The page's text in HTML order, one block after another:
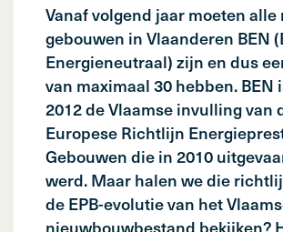
Vanaf volgend jaar moeten
gebouwen in Vlaanderen BEN
Energieneutraal) zijn en dus
van maximaal 30 hebben. BEN
2012 de Vlaamse invulling van
Europese Richtlijn
Gebouwen die in 2010
werd. Maar halen we die
de EPB-evolutie van het
nieuwbouwbestand bekijken?